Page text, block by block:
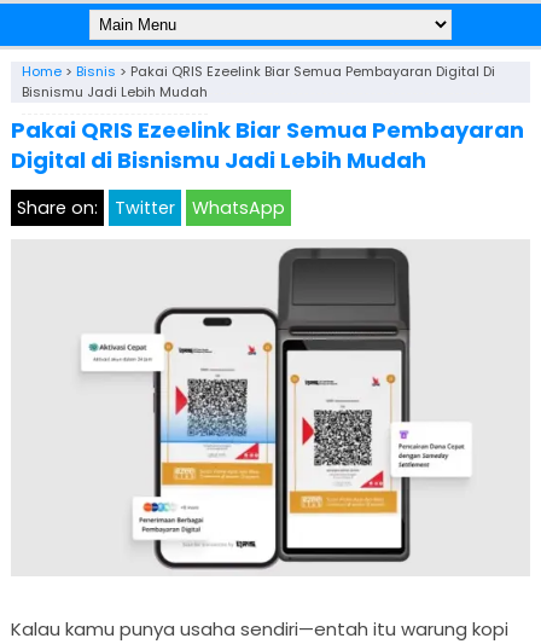
Home> Bisnis > Pakai QRIS Ezeelink Biar Semua Pembayaran Digital Di
Bisnismu Jadi Lebih Mudah
Pakai QRIS Ezeelink Biar Semua Pembayaran
Digital di Bisnismu Jadi Lebih Mudah
Share on: Twitter WhatsApp
Kalau kamu punya usaha sendiri—entah itu warung kopi